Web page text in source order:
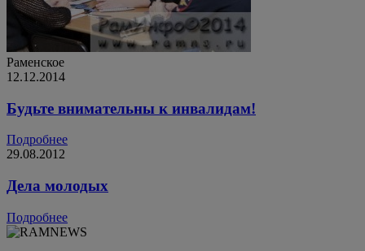
Раменское
12.12.2014
Будьте внимательны к инвалидам!
Подробнее
29.08.2012
Дела молодых
Подробнее